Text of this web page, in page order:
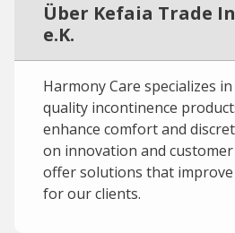
Über Kefaia Trade
e.K.
Harmony Care specializes
quality incontinence
enhance comfort and
on innovation and
offer solutions that
for our clients.